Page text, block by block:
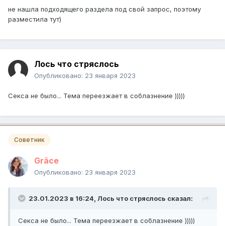
не нашла подходящего раздела под свой запрос, поэтому
разместила тут)
Лось что стряслось
Опубликовано: 23 января 2023
Секса не было... Тема переезжает в соблазнение )))))
Советник
Grâce
Опубликовано: 23 января 2023
23.01.2023 в 16:24, Лось что стряслось сказал:
Секса не было... Тема переезжает в соблазнение )))))